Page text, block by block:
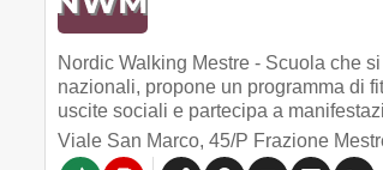
Nordic Walking Mestre - Scuola che
nazionali, propone un programma di
uscite sociali e partecipa a
Viale San Marco, 45/P Frazione